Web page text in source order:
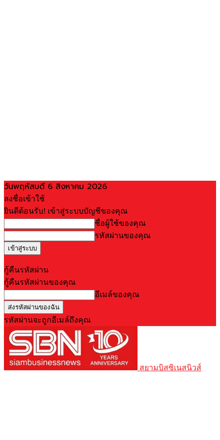
วันพฤหัสบดี 6 สิงหาคม 2026
ลงชื่อเข้าใช้
ยินดีต้อนรับ! เข้าสู่ระบบบัญชีของคุณ
ชื่อผู้ใช้ของคุณ
รหัสผ่านของคุณ
กู้คืนรหัสผ่าน
กู้คืนรหัสผ่านของคุณ
อีเมล์ของคุณ
รหัสผ่านจะถูกอีเมล์ถึงคุณ
สยามบิสซิเนสนิวส์